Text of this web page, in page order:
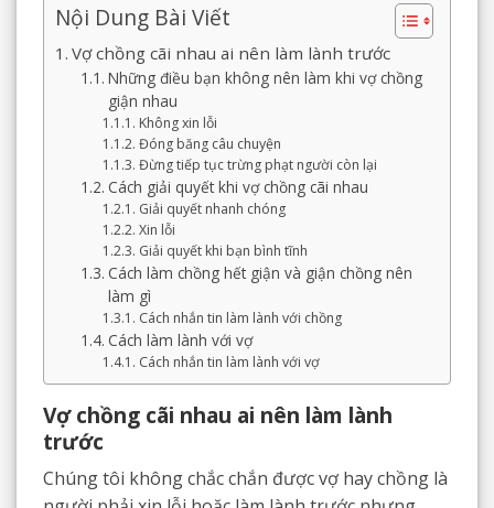
Nội Dung Bài Viết
Vợ chồng cãi nhau ai nên làm lành trước
Những điều bạn không nên làm khi vợ chồng
giận nhau
Không xin lỗi
Đóng băng câu chuyện
Đừng tiếp tục trừng phạt người còn lại
Cách giải quyết khi vợ chồng cãi nhau
Giải quyết nhanh chóng
Xin lỗi
Giải quyết khi bạn bình tĩnh
Cách làm chồng hết giận và giận chồng nên
làm gì
Cách nhắn tin làm lành với chồng
Cách làm lành với vợ
Cách nhắn tin làm lành với vợ
Vợ chồng cãi nhau ai nên làm lành
trước
Chúng tôi không chắc chắn được vợ hay chồng là